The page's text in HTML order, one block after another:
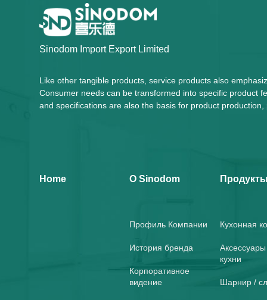
Sinodom Import Export Limited
Like other tangible products, service products also
Consumer needs can be transformed into specific product
and specifications are also the basis for product
Home О Sinodom
Профиль Компании
История бренда
Корпоративное
видение
Кухонная
кухни
Шарнир /